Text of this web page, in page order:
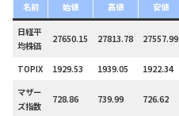
名前 始値 高値 安値
日経平
均株価
27650.15 27813.78 27557.99
TOPIX 1929.53 1939.05 1922.34
マザー
ズ指数
728.86 739.99 726.62